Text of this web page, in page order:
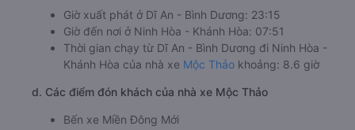
Giờ xuất phát ở Dĩ An - Bình Dương: 23:15
Giờ đến nơi ở Ninh Hòa - Khánh Hòa: 07:51
Thời gian chạy từ Dĩ An - Bình Dương đi Ninh Hòa -
Khánh Hòa của nhà xe Mộc Thảo khoảng: 8.6 giờ
d. Các điểm đón khách của nhà xe Mộc Thảo
Bến xe Miền Đông Mới